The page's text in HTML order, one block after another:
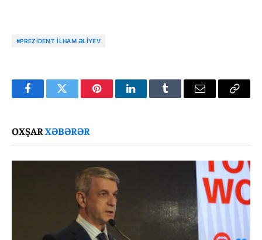
#PREZIDENT İLHAM ƏLIYEV
FacebookTwitter PinterestLinkedInTumblr Email
Copy
OXŞARXƏBƏRƏR